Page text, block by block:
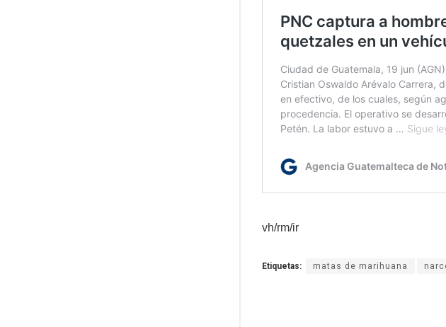
vh/rm/ir
Etiquetas: matas de marihuana